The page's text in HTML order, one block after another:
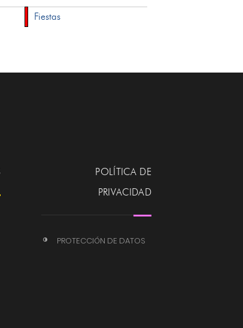
Fiestas
POLÍTICA DE
PRIVACIDAD
PROTECCIÓN DE DATOS